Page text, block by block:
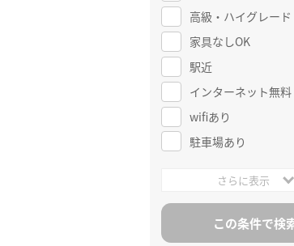
高級・ハイグレード
家具なしOK
駅近
インターネット無料
wifiあり
駐車場あり
さらに表示